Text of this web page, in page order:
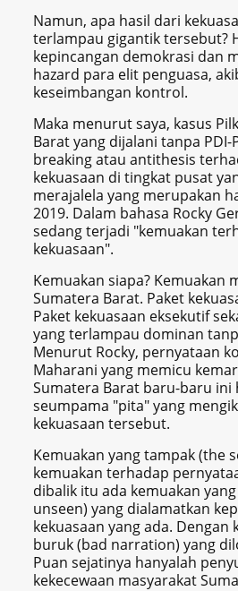
Namun, apa hasil dari
terlampau gigantik tersebut?
kepincangan demokrasi dan
hazard para elit penguasa,
keseimbangan kontrol.
Maka menurut saya, kasus
Barat yang dijalani tanpa
breaking atau antithesis
kekuasaan di tingkat pusat
merajalela yang merupakan
2019. Dalam bahasa Rocky
sedang terjadi "kemuakan
kekuasaan".
Kemuakan siapa? Kemuakan
Sumatera Barat. Paket
Paket kekuasaan eksekutif
yang terlampau dominan
Menurut Rocky, pernyataan
Maharani yang memicu
Sumatera Barat baru-baru ini
seumpama "pita" yang
kekuasaan tersebut.
Kemuakan yang tampak (the
kemuakan terhadap
dibalik itu ada kemuakan
unseen) yang dialamatkan
kekuasaan yang ada. Dengan
buruk (bad narration) yang
Puan sejatinya hanyalah
kekecewaan masyarakat